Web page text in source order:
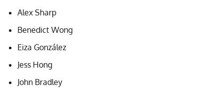
Alex Sharp
Benedict Wong
Eiza González
Jess Hong
John Bradley